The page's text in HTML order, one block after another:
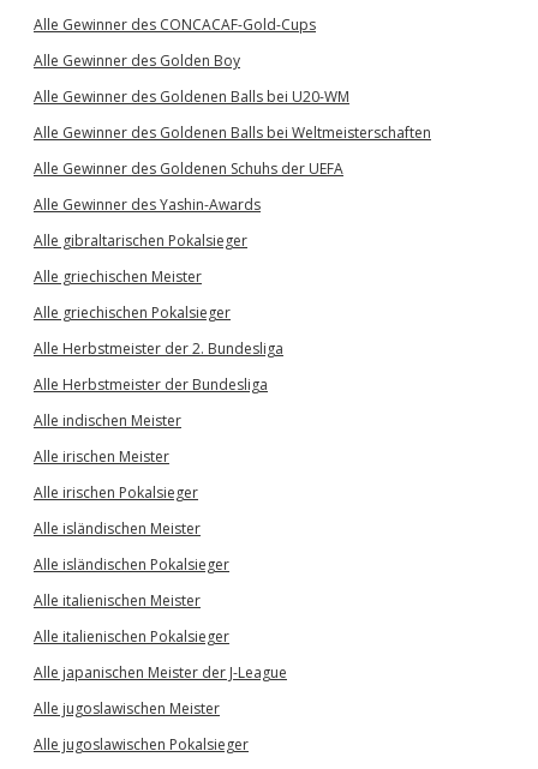
Alle Gewinner des CONCACAF-Gold-Cups
Alle Gewinner des Golden Boy
Alle Gewinner des Goldenen Balls bei U20-WM
Alle Gewinner des Goldenen Balls bei Weltmeisterschaften
Alle Gewinner des Goldenen Schuhs der UEFA
Alle Gewinner des Yashin-Awards
Alle gibraltarischen Pokalsieger
Alle griechischen Meister
Alle griechischen Pokalsieger
Alle Herbstmeister der 2. Bundesliga
Alle Herbstmeister der Bundesliga
Alle indischen Meister
Alle irischen Meister
Alle irischen Pokalsieger
Alle isländischen Meister
Alle isländischen Pokalsieger
Alle italienischen Meister
Alle italienischen Pokalsieger
Alle japanischen Meister der J-League
Alle jugoslawischen Meister
Alle jugoslawischen Pokalsieger